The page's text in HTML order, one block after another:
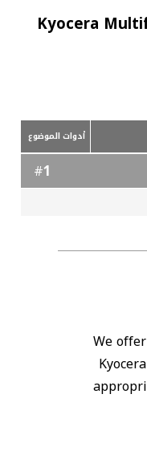
Kyocera
أدوات الموضوع
1
We